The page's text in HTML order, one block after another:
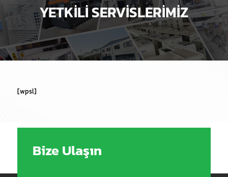
YETKİLİ SERVİSLERİMİZ
[wpsl]
Bize Ulaşın